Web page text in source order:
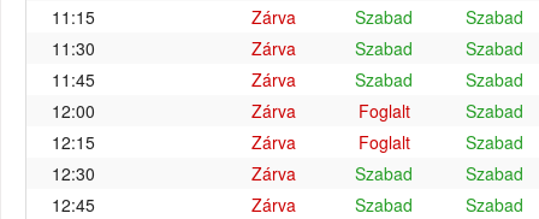
11:15
Zárva Szabad
Szabad
11:30
Zárva Szabad
Szabad
11:45
Zárva Szabad
Szabad
12:00
Zárva Foglalt
Szabad
12:15
Zárva Foglalt
Szabad
12:30
Zárva Szabad
Szabad
12:45
Zárva Szabad
Szabad